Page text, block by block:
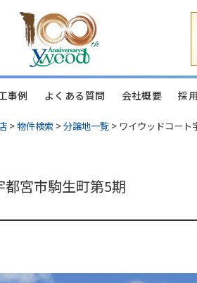
事例 よくある質問 会社概要 採
>物件検索 >分譲地一覧 > ワイウッドコート
宮市駒生町第5期